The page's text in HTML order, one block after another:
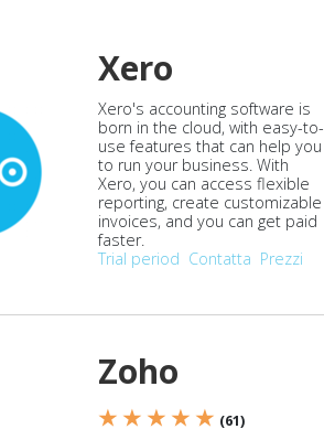
Xero
Xero's accounting software is
born in the cloud, with easy-to-
use features that can help you
to run your business. With
Xero, you can access flexible
reporting, create customizable
invoices, and you can get paid
faster.
Trial period Contatta Prezzi
Zoho
★ ★ ★ ★ ★ (61)